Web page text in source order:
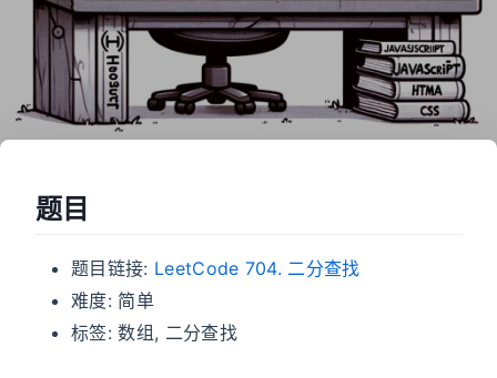
题目
题目链接: LeetCode 704. 二分查找
难度: 简单
标签: 数组, 二分查找